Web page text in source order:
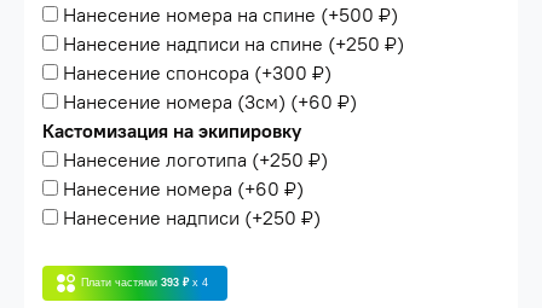
Нанесение номера на спине (+500 ₽)
Нанесение надписи на спине (+250 ₽)
Нанесение спонсора (+300 ₽)
Нанесение номера (3см) (+60 ₽)
Кастомизация на экипировку
Нанесение логотипа (+250 ₽)
Нанесение номера (+60 ₽)
Нанесение надписи (+250 ₽)
Плати частями 393 ₽ x 4